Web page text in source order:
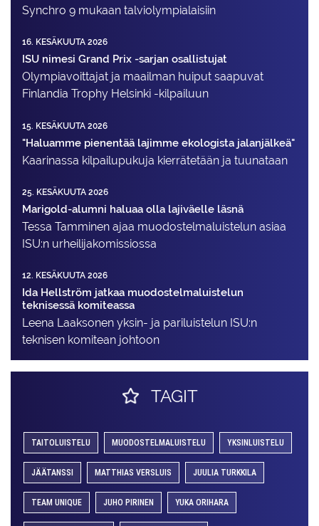
Synchro 9 mukaan talviolympialaisiin
16. KESÄKUUTA 2026
ISU nimesi Grand Prix -sarjan osallistujat
Olympiavoittajat ja maailman huiput saapuvat
Finlandia Trophy Helsinki -kilpailuun
15. KESÄKUUTA 2026
"Haluamme pienentää lajimme ekologista jalanjälkeä"
Kaarinassa kilpailupukuja kierrätetään ja tuunataan
25. KESÄKUUTA 2026
Marigold-alumni haluaa olla lajiväelle läsnä
Tessa Tamminen ajaa muodostelma­luistelun asiaa
ISU:n urheilija­komissiossa
12. KESÄKUUTA 2026
Ida Hellström jatkaa muodostelmaluistelun
teknisessä komiteassa
Leena Laaksonen yksin- ja pariluistelun ISU:n
teknisen komitean johtoon
TAGIT
TAITOLUISTELU MUODOSTELMALUISTELU YKSINLUISTELU
JÄÄTANSSI MATTHIAS VERSLUIS JUULIA TURKKILA
TEAM UNIQUE JUHO PIRINEN YUKA ORIHARA